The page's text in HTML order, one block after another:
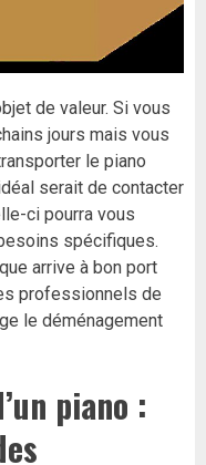
de valeur. Si vous
jours mais vous
le piano
serait de contacter
ci pourra vous
spécifiques.
arrive à bon port
professionnels de
le déménagement
piano :